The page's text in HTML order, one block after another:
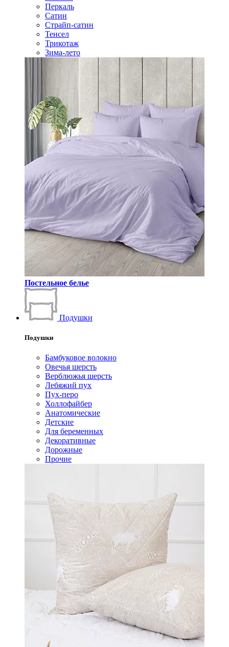
Перкаль
Сатин
Страйп-сатин
Тенсел
Трикотаж
Зима-лето
Постельное белье
Подушки
Подушки
Бамбуковое волокно
Овечья шерсть
Верблюжья шерсть
Лебяжий пух
Пух-перо
Холлофайбер
Анатомические
Детские
Для беременных
Декоративные
Дорожные
Прочие